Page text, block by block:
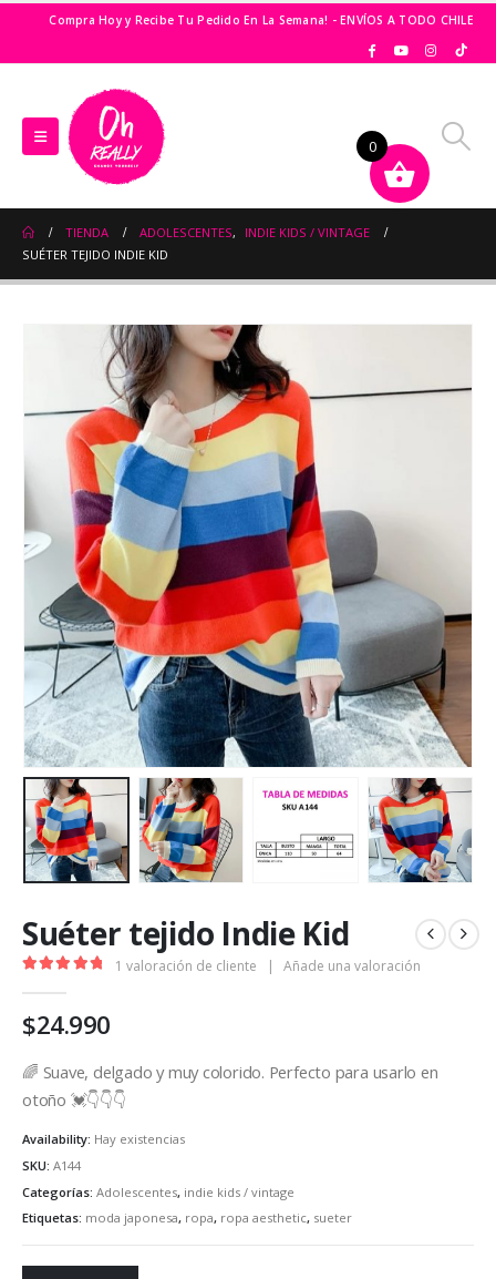
Compra Hoy y Recibe Tu Pedido En La Semana! - ENVÍOS A TODO CHILE
TIENDA ADOLESCENTES,
INDIE KIDS / VINTAGE
SUÉTER TEJIDO INDIE KID
Suéter tejido Indie Kid
1 valoración de cliente | Añade una valoración
$24.990
🌈 Suave, delgado y muy colorido. Perfecto para usarlo en
otoño 💓👇👇👇
Availability: Hay existencias
SKU: A144
Categorías: Adolescentes, indie kids / vintage
Etiquetas: moda japonesa, ropa, ropa aesthetic, sueter
0